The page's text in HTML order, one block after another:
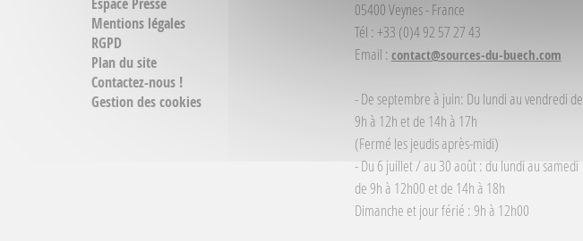
Mentions légales
RGPD
Plan du site
Contactez-nous !
Gestion des cookies
05400 Veynes - France
Tél : +33 (0)4 92 57 27 43
Email : contact@sources-du-buech.com
- De septembre à juin: Du lundi au vendredi de
9h à 12h et de 14h à 17h
(Fermé les jeudis après-midi)
- Du 6 juillet / au 30 août : du lundi au samedi
de 9h à 12h00 et de 14h à 18h
Dimanche et jour férié : 9h à 12h00